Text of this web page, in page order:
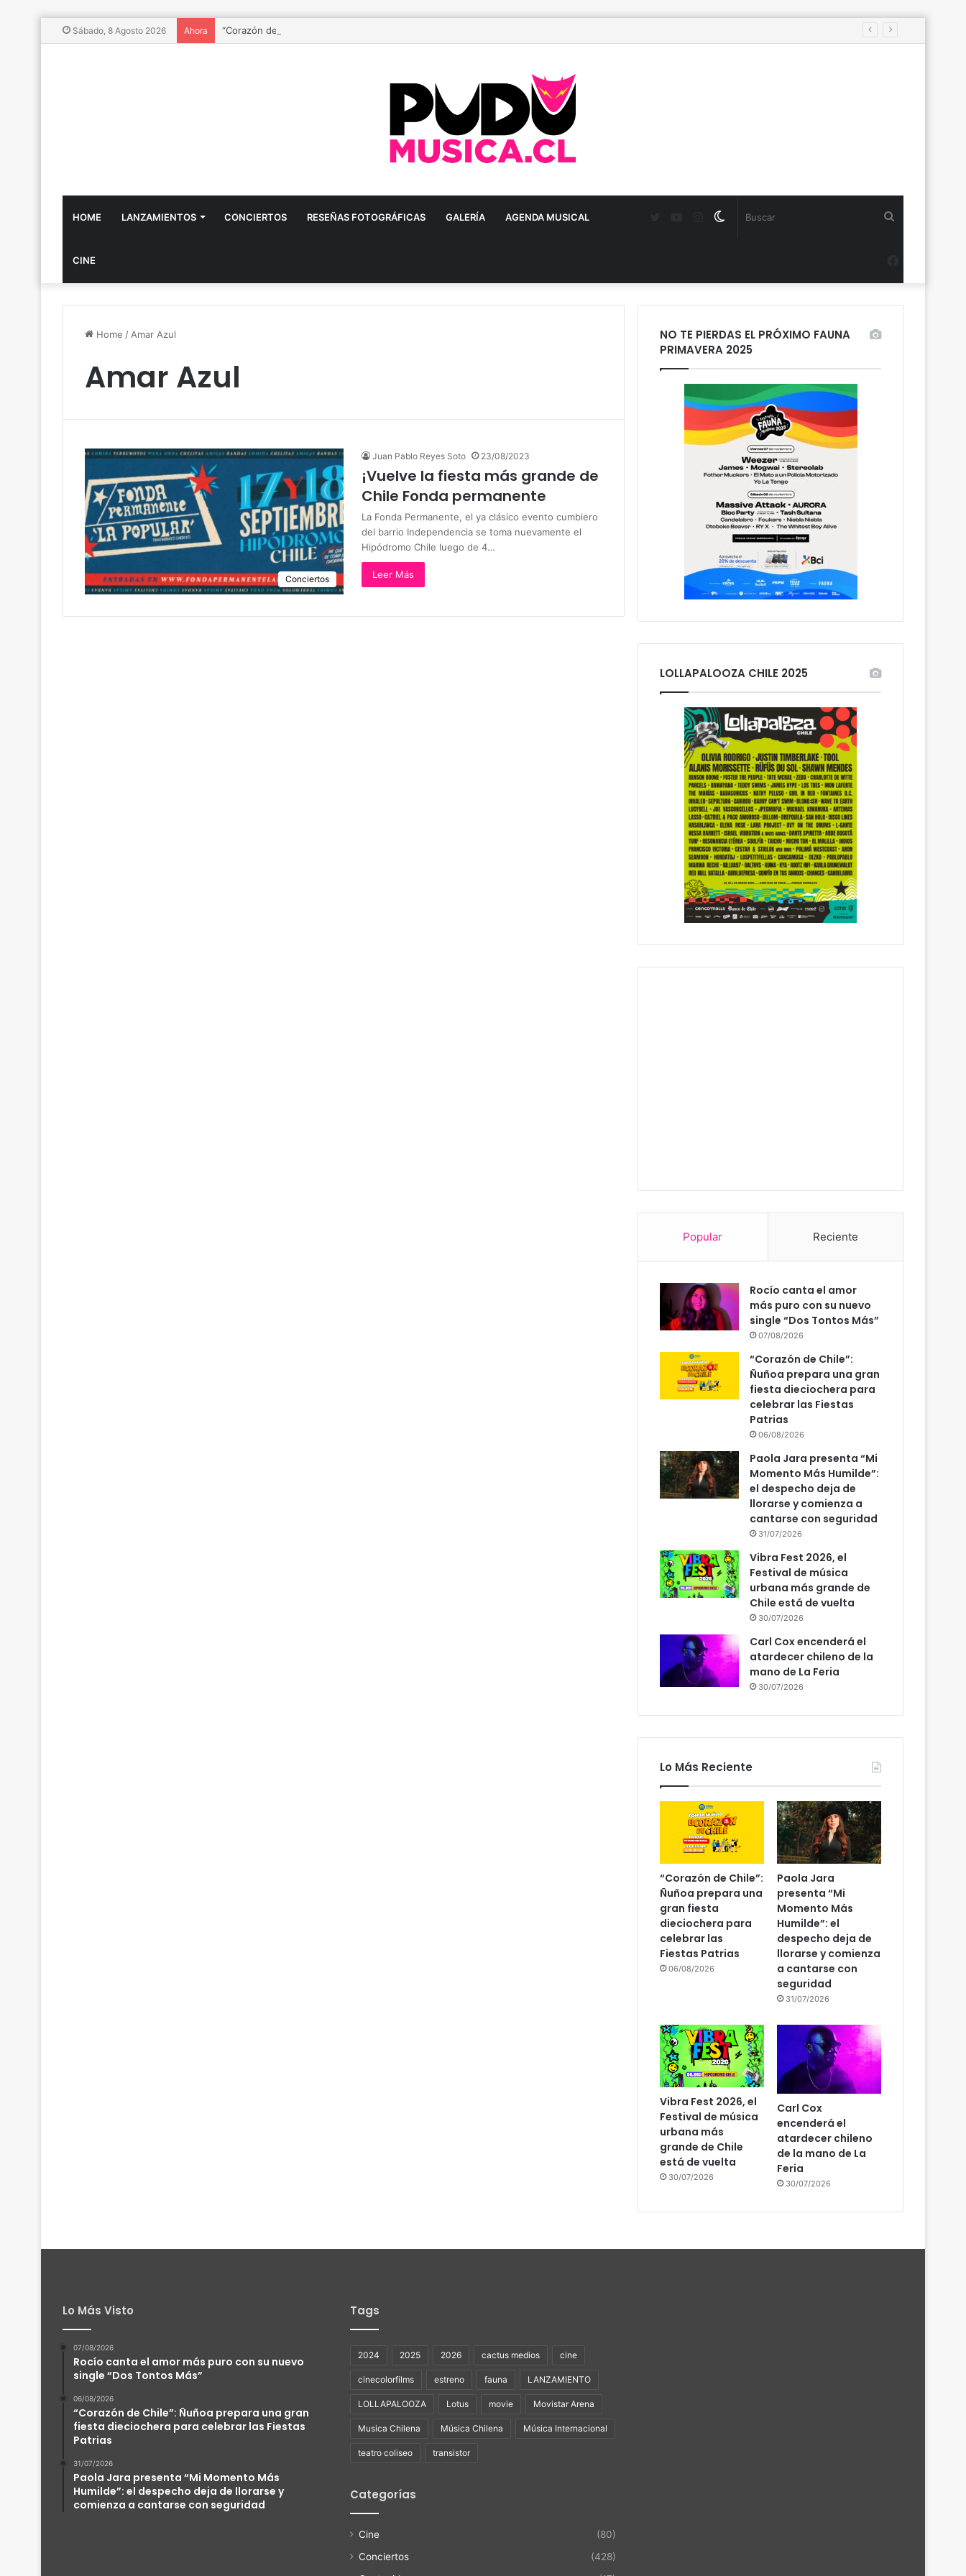
Sábado, 8 Agosto 2026 Ahora “Corazón de Chile”: Ñuñoa prepara una gran fiesta dieciochera para celebrar las Fiestas Patrias
HOME LANZAMIENTOS CONCIERTOS RESEÑAS FOTOGRÁFICAS GALERÍA AGENDA MUSICAL
CINE
Switch
Instagram
YouTube
Home / Amar Azul
Amar Azul
Conciertos
Juan Pablo Reyes Soto 23/08/2023
¡Vuelve la fiesta más grande de
Chile Fonda permanente
La Fonda Permanente, el ya clásico evento cumbiero
del barrio Independencia se toma nuevamente el
Hipódromo Chile luego de 4…
Leer Más
NO TE PIERDAS EL PRÓXIMO FAUNA
PRIMAVERA 2025
LOLLAPALOOZA CHILE 2025
Popular Reciente
Rocío canta el amor
más puro con su nuevo
single “Dos Tontos Más”
07/08/2026
“Corazón de Chile”:
Ñuñoa prepara una gran
fiesta dieciochera para
celebrar las Fiestas
Patrias
06/08/2026
Paola Jara presenta “Mi
Momento Más Humilde”:
el despecho deja de
llorarse y comienza a
cantarse con seguridad
31/07/2026
Vibra Fest 2026, el
Festival de música
urbana más grande de
Chile está de vuelta
30/07/2026
Carl Cox encenderá el
atardecer chileno de la
mano de La Feria
30/07/2026
Lo Más Reciente
“Corazón de Chile”:
Ñuñoa prepara una
gran fiesta
dieciochera para
celebrar las
Fiestas Patrias
06/08/2026
Paola Jara
presenta “Mi
Momento Más
Humilde”: el
despecho deja de
llorarse y comienza
a cantarse con
seguridad
31/07/2026
Vibra Fest 2026, el
Festival de música
urbana más
grande de Chile
está de vuelta
30/07/2026
Carl Cox
encenderá el
atardecer chileno
de la mano de La
Feria
30/07/2026
Lo Más Visto
07/08/2026
Rocío canta el amor más puro con su nuevo
single “Dos Tontos Más”
06/08/2026
“Corazón de Chile”: Ñuñoa prepara una gran
fiesta dieciochera para celebrar las Fiestas
Patrias
31/07/2026
Paola Jara presenta “Mi Momento Más
Humilde”: el despecho deja de llorarse y
comienza a cantarse con seguridad
Tags
2024 2025 2026 cactus medios cine
cinecolorfilms estreno fauna LANZAMIENTO
LOLLAPALOOZA Lotus movie Movistar Arena
Musica Chilena Música Chilena Música Internacional
teatro coliseo transistor
Categorías
Cine
(80)
Conciertos
(428)